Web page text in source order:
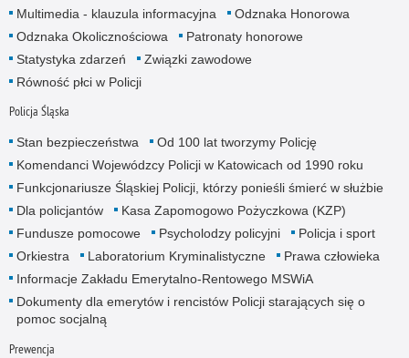
Multimedia - klauzula informacyjna
Odznaka Honorowa
Odznaka Okolicznościowa
Patronaty honorowe
Statystyka zdarzeń
Związki zawodowe
Równość płci w Policji
Policja Śląska
Stan bezpieczeństwa
Od 100 lat tworzymy Policję
Komendanci Wojewódzcy Policji w Katowicach od 1990 roku
Funkcjonariusze Śląskiej Policji, którzy ponieśli śmierć w służbie
Dla policjantów
Kasa Zapomogowo Pożyczkowa (KZP)
Fundusze pomocowe
Psycholodzy policyjni
Policja i sport
Orkiestra
Laboratorium Kryminalistyczne
Prawa człowieka
Informacje Zakładu Emerytalno-Rentowego MSWiA
Dokumenty dla emerytów i rencistów Policji starających się o
pomoc socjalną
Prewencja